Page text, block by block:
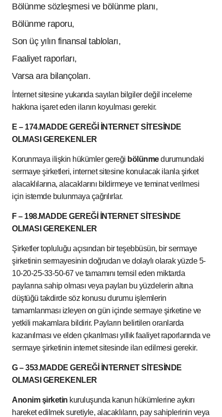
Bölünme sözleşmesi ve bölünme planı,
Bölünme raporu,
Son üç yılın finansal tabloları,
Faaliyet raporları,
Varsa ara bilançoları.
İnternet sitesine yukarıda sayılan bilgiler değil inceleme
hakkına işaret eden ilanın koyulması gerekir.
E – 174.MADDE GEREĞİ İNTERNET SİTESİNDE
OLMASI GEREKENLER
Korunmaya ilişkin hükümler gereği bölünmedurumundaki
sermaye şirketleri, internet sitesine konulacak ilanla şirket
alacaklılarına, alacaklarını bildirmeye ve teminat verilmesi
için istemde bulunmaya çağrılırlar.
F – 198.MADDE GEREĞİ İNTERNET SİTESİNDE
OLMASI GEREKENLER
Şirketler topluluğu açısından bir teşebbüsün, bir sermaye
şirketinin sermayesinin doğrudan ve dolaylı olarak yüzde 5-
10-20-25-33-50-67 ve tamamını temsil eden miktarda
paylarına sahip olması veya payları bu yüzdelerin altına
düştüğü takdirde söz konusu durumu işlemlerin
tamamlanması izleyen on gün içinde sermaye şirketine ve
yetkili makamlara bildirir. Payların belirtilen oranlarda
kazanılması ve elden çıkarılması yıllık faaliyet raporlarında ve
sermaye şirketinin internet sitesinde ilan edilmesi gerekir.
G – 353.MADDE GEREĞİ İNTERNET SİTESİNDE
OLMASI GEREKENLER
Anonim şirketin kuruluşunda kanun hükümlerine aykırı
hareket edilmek suretiyle, alacaklıların, pay sahiplerinin veya